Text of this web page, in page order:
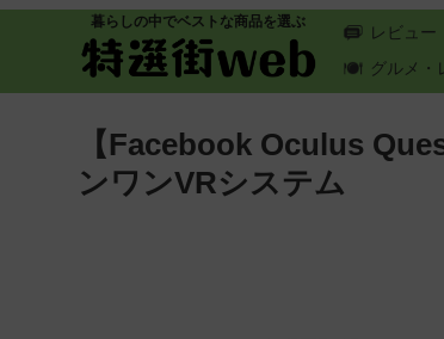
暮らしの中でベストな商品を選ぶ
レビュー
グルメ・
【Facebook Oculus
ンワンVRシステム